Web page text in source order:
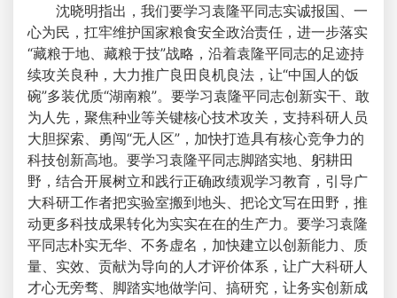
沈晓明指出，我们要学习袁隆平同志实诚报国、一
心为民，扛牢维护国家粮食安全政治责任，进一步落实
“藏粮于地、藏粮于技”战略，沿着袁隆平同志的足迹持
续攻关良种，大力推广良田良机良法，让“中国人的饭
碗”多装优质“湖南粮”。要学习袁隆平同志创新实干、敢
为人先，聚焦种业等关键核心技术攻关，支持科研人员
大胆探索、勇闯“无人区”，加快打造具有核心竞争力的
科技创新高地。要学习袁隆平同志脚踏实地、躬耕田
野，结合开展树立和践行正确政绩观学习教育，引导广
大科研工作者把实验室搬到地头、把论文写在田野，推
动更多科技成果转化为实实在在的生产力。要学习袁隆
平同志朴实无华、不务虚名，加快建立以创新能力、质
量、实效、贡献为导向的人才评价体系，让广大科研人
才心无旁骛、脚踏实地做学问、搞研究，让务实创新成